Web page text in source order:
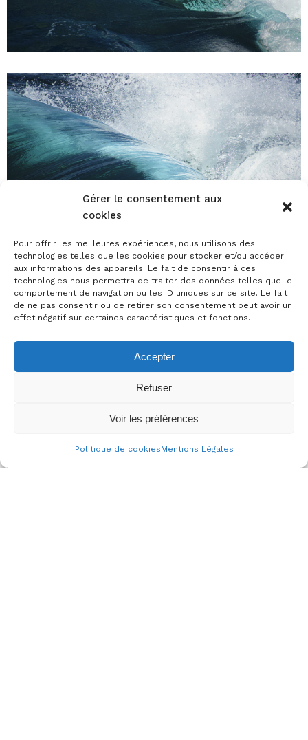
Gérer le consentement aux
cookies
Pour offrir les meilleures expériences, nous utilisons des
technologies telles que les cookies pour stocker et/ou accéder
aux informations des appareils. Le fait de consentir à ces
technologies nous permettra de traiter des données telles que le
comportement de navigation ou les ID uniques sur ce site. Le fait
de ne pas consentir ou de retirer son consentement peut avoir un
effet négatif sur certaines caractéristiques et fonctions.
Accepter
Refuser
Voir les préférences
Politique de cookiesMentions Légales